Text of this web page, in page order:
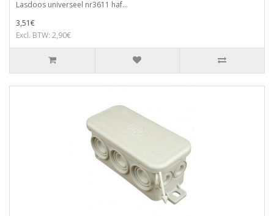
Lasdoos universeel nr3611 haf...
3,51€
Excl. BTW: 2,90€